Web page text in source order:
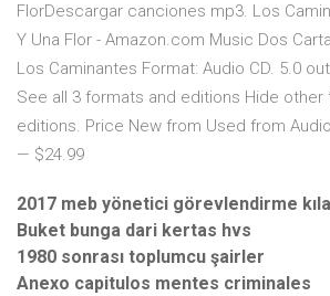
FlorDescargar canciones mp3. Los
Y Una Flor - Amazon.com Music Dos
Los Caminantes Format: Audio CD. 5.0
See all 3 formats and editions Hide other
editions. Price New from Used from
— $24.99
2017 meb yönetici görevlendirme
Buket bunga dari kertas hvs
1980 sonrası toplumcu şairler
Anexo capitulos mentes criminales